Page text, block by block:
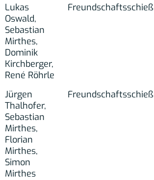
Lukas
Oswald,
Sebastian
Mirthes,
Dominik
Kirchberger,
René Röhrle
Jürgen
Thalhofer,
Sebastian
Mirthes,
Florian
Mirthes,
Simon
Mirthes